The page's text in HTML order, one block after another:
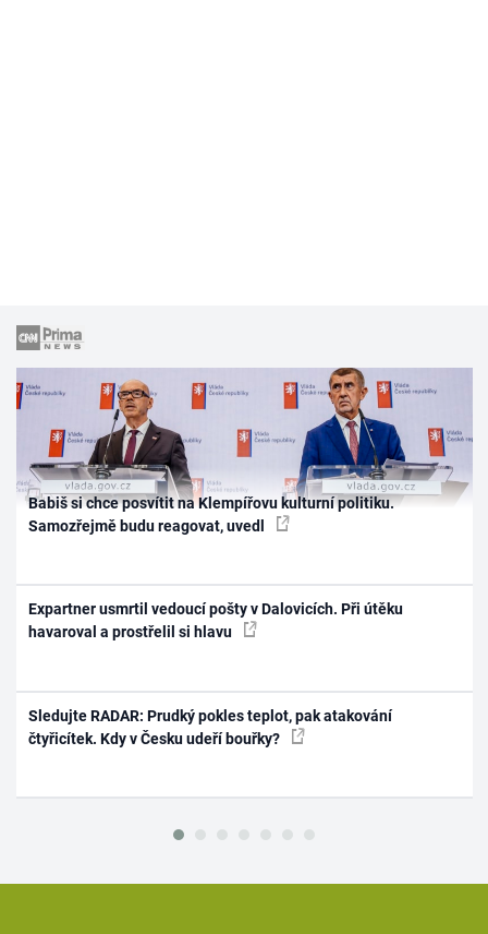
Babiš si chce posvítit na Klempířovu kulturní politiku.
Samozřejmě budu reagovat, uvedl
Expartner usmrtil vedoucí pošty v Dalovicích. Při útěku
havaroval a prostřelil si hlavu
Sledujte RADAR: Prudký pokles teplot, pak atakování
čtyřicítek. Kdy v Česku udeří bouřky?